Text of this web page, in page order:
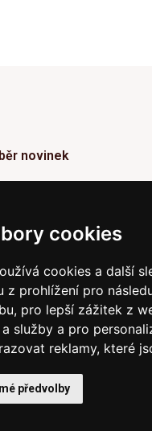
cookies
cookies a další
z prohlížení pro
, pro lepší zážitek z
služby a pro
reklamy, které
předvolby
novinek
odběru současně
soukromí a současně nám
obchodních e-mailů.